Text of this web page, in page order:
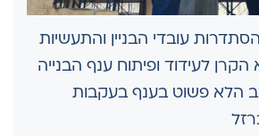
עובדי הבניין והתעשיות
הקרן לעידוד ופיתוח ענף הבנייה
הלא פשוט בענף בעקבות